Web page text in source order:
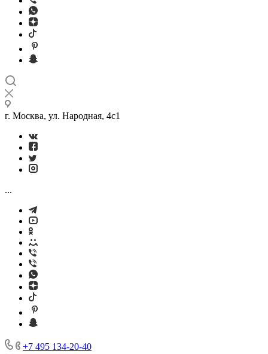
г. Москва, ул. Народная, 4с1
...
+7 495 134-20-40